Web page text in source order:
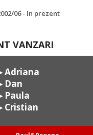
06 - In prezent
VANZARI
Adriana
Dan
Paula
Cristian